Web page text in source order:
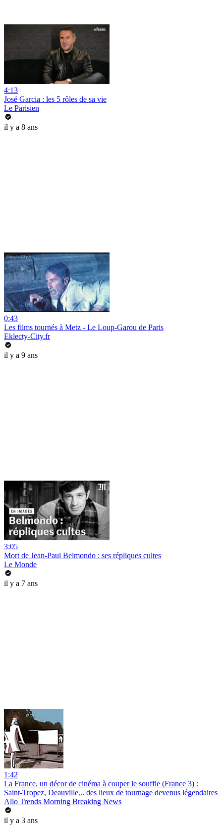
4:13
José Garcia : les 5 rôles de sa vie
Le Parisien
il y a 8 ans
0:43
Les films tournés à Metz - Le Loup-Garou de Paris
Eklecty-City.fr
il y a 9 ans
3:05
Mort de Jean-Paul Belmondo : ses répliques cultes
Le Monde
il y a 7 ans
1:42
La France, un décor de cinéma à couper le souffle (France 3) :
Saint-Tropez, Deauville... des lieux de tournage devenus légendaires
Allo Trends Morning Breaking News
il y a 3 ans